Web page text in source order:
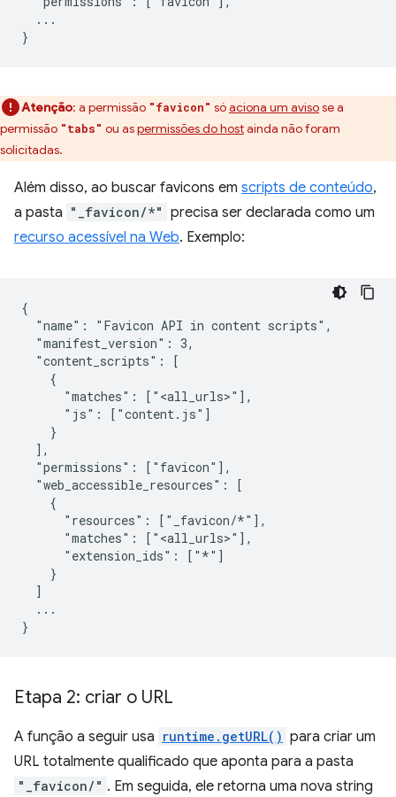
  ...
Atenção: a permissão "favicon" sóaciona um avisose a
permissão "tabs" ou aspermissões do hostainda não foram
solicitadas.
Além disso, ao buscar favicons em scripts de conteúdo,
a pasta "_favicon/*" precisa ser declarada como um
recurso acessível na Web. Exemplo:
{
  "name": "Favicon API in content scripts",
  "manifest_version": 3,
  "content_scripts": [
    {
      "matches": ["<all_urls>"],
      "js": ["content.js"]
    }
  ],
  "permissions": ["favicon"],
  "web_accessible_resources": [
    {
      "resources": ["_favicon/*"],
      "matches": ["<all_urls>"],
      "extension_ids": ["*"]
    }
  ]
  ...
Etapa 2: criar o URL
A função a seguir usa runtime.getURL() para criar um
URL totalmente qualificado que aponta para a pasta
"_favicon/" . Em seguida, ele retorna uma nova string